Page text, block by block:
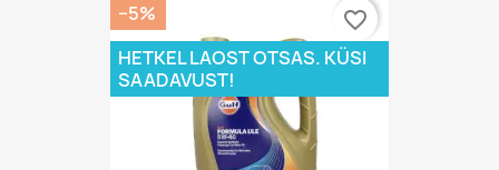
−5%
HETKEL LAOST OTSAS. KÜSI
SAADAVUST!
favorite_border